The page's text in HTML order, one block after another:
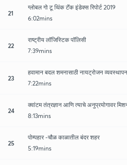
21
ग्लोबल गो टू थिंक टॅंक इंडेक्स रिपोर्ट 2019
6:02mins
22
राष्ट्रीय लॉजिस्टिक पॉलिसी
7:39mins
23
हवामान बदल शमनासाठी नायट्रोजन व्यवस्थापन
7:22mins
24
क्वांटम तंत्रज्ञान आणि त्याचे अनुप्रयोगावर
8:13mins
25
पोम्पहार -चौळ काळातील बंदर शहर
5:19mins